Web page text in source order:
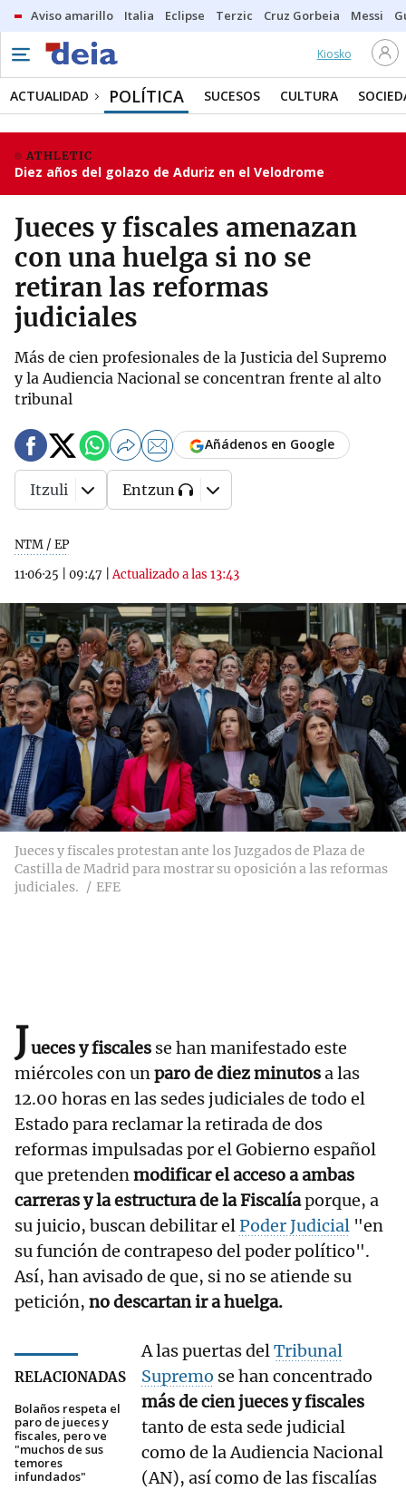
Aviso amarillo Italia Eclipse Terzic Cruz Gorbeia Messi
Kiosko
ACTUALIDAD POLÍTICA SUCESOS CULTURA
ATHLETIC
Diez años del golazo de Aduriz en el Velodrome
Jueces y fiscales amenazan
con una huelga si no se
retiran las reformas
judiciales
Más de cien profesionales de la Justicia del Supremo
y la Audiencia Nacional se concentran frente al alto
tribunal
NTM / EP
11·06·25
09:47 |Actualizado a las 13:43
Añádenos en Google
Itzuli Entzun
Jueces y fiscales protestan ante los Juzgados de Plaza de
Castilla de Madrid para mostrar su oposición a las reformas
judiciales.
EFE
Jueces y fiscales se han manifestado este
miércoles con unparo de diez minutosa las
12.00 horas en las sedes judiciales de todo el
Estado para reclamar la retirada de dos
reformas impulsadas por el Gobierno español
que pretendenmodificar el acceso a ambas
carreras y la estructura de la Fiscalíaporque, a
su juicio, buscan debilitar elPoder Judicial "en
su función de contrapeso del poder político".
Así, han avisado de que, si no se atiende su
petición, no descartan ir a huelga.
RELACIONADAS
Bolaños respeta el
paro de jueces y
fiscales, pero ve
"muchos de sus
temores
infundados"
A las puertas delTribunal
Supremo se han concentrado
más de cien jueces y fiscales
tanto de esta sede judicial
como de la Audiencia Nacional
(AN), así como de las fiscalías